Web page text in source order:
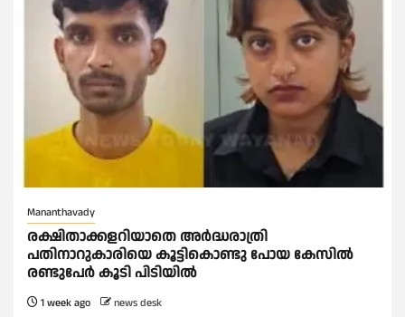
Mananthavady
രക്ഷിതാക്കളറിയാതെ അര്‍ദ്ധരാത്രി
പതിനാറുകാരിയെ കൂട്ടികൊണ്ടു പോയ കേസില്‍
രണ്ടുപേര്‍ കൂടി പിടിയില്‍
1 week ago news desk